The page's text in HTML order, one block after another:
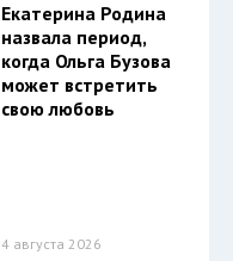
Екатерина Родина
назвала период,
когда Ольга Бузова
может встретить
свою любовь
4 августа 2026